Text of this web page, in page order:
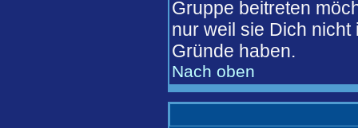
Gruppe beitreten
nur weil sie Dich
Gründe haben.
Nach oben